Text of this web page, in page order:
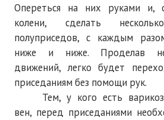
№ 6
№ 7
№ 8
№ 9
Опереться на них руками и,
колени, сделать
полуприседов, с каждым
ниже и ниже. Проделав
движений, легко будет
приседаниям без помощи рук.
Тем, у кого есть
вен, перед приседаниями